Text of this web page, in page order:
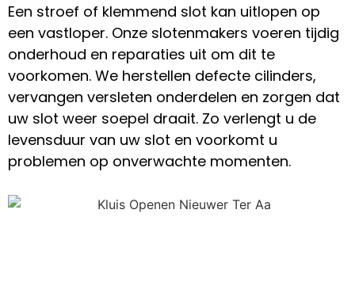
Een stroef of klemmend slot kan uitlopen op
een vastloper. Onze slotenmakers voeren tijdig
onderhoud en reparaties uit om dit te
voorkomen. We herstellen defecte cilinders,
vervangen versleten onderdelen en zorgen dat
uw slot weer soepel draait. Zo verlengt u de
levensduur van uw slot en voorkomt u
problemen op onverwachte momenten.